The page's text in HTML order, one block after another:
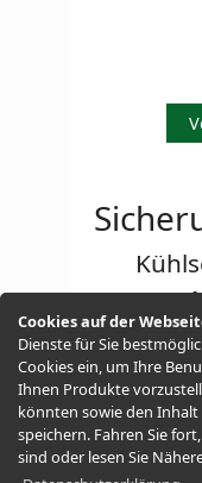
Cookies auf der
Dienste für Sie
Cookies ein, um Ihre
Ihnen Produkte
könnten sowie den Inhalt
speichern. Fahren Sie
sind oder lesen Sie